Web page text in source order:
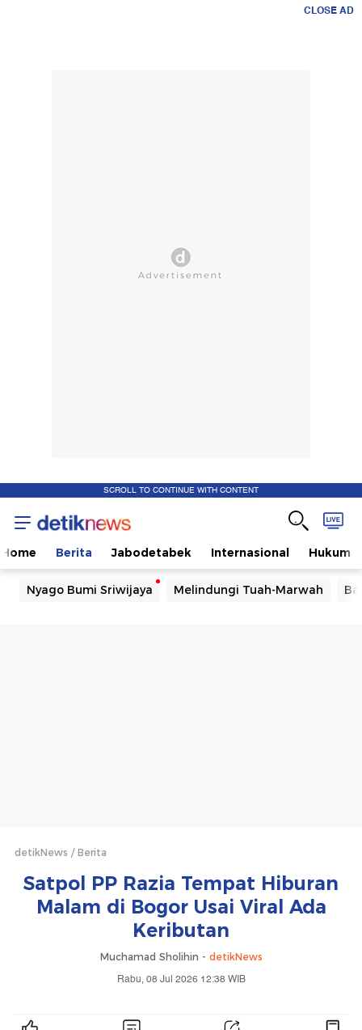
CLOSE AD
SCROLL TO CONTINUE WITH CONTENT
Home Berita Jabodetabek Internasional Hukum
Nyago Bumi Sriwijaya Melindungi Tuah-Marwah
detikNews Berita
Satpol PP Razia Tempat Hiburan
Malam di Bogor Usai Viral Ada
Keributan
Muchamad Sholihin - detikNews
Rabu, 08 Jul 2026 12:38 WIB